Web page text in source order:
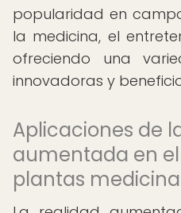
popularidad en
la medicina, el
ofreciendo una
innovadoras y
Aplicaciones de
aumentada en
plantas